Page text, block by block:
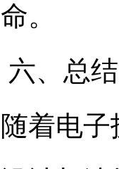
命。
六、总结
随着电